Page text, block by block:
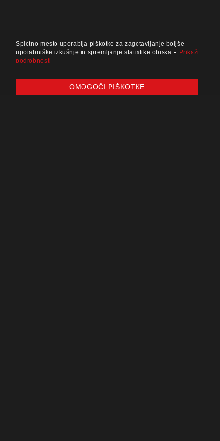
Spletno mesto uporablja piškotke za zagotavljanje boljše
uporabniške izkušnje in spremljanje statistike obiska -
Prikaži
podrobnosti
OMOGOČI PIŠKOTKE